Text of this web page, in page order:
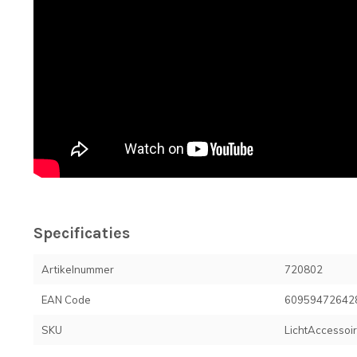
Specificaties
Artikelnummer 720802
EAN Code
SKU